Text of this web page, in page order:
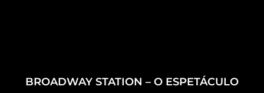
BROADWAY STATION – O ESPETÁCULO